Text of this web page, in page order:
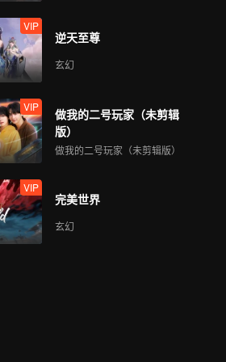
VIP
逆天至尊
玄幻
VIP
做我的二号玩家（未剪辑
版）
做我的二号玩家（未剪辑版）
VIP
完美世界
玄幻